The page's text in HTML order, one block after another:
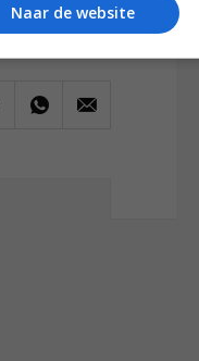
Naar de website